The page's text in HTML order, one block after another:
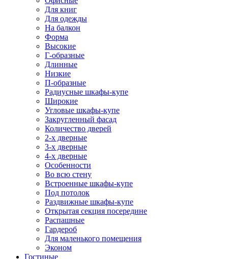
Для книг
Для одежды
На балкон
Форма
Высокие
Г-образные
Длинные
Низкие
П-образные
Радиусные шкафы-купе
Широкие
Угловые шкафы-купе
Закругленный фасад
Количество дверей
2-х дверные
3-х дверные
4-х дверные
Особенности
Во всю стену
Встроенные шкафы-купе
Под потолок
Раздвижные шкафы-купе
Открытая секция посередине
Распашные
Гардероб
Для маленького помещения
Эконом
Гостиные